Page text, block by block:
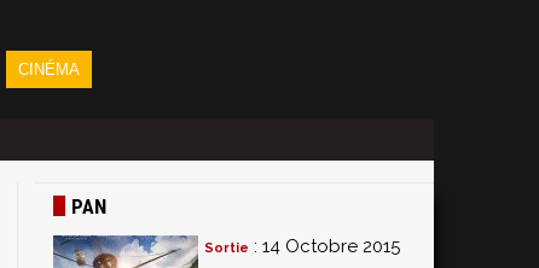
CINÉMA
PAN
Sortie : 14 Octobre 2015